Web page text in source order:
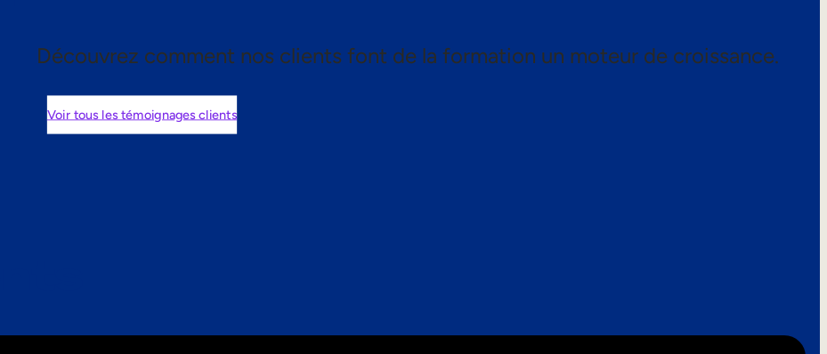
Découvrez comment nos clients font de la formation un moteur de croissance.
Voir tous les témoignages clients